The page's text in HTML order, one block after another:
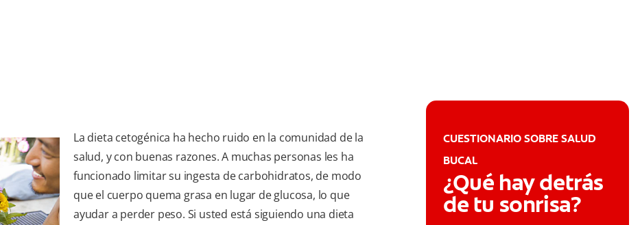
La dieta cetogénica ha hecho ruido en la comunidad de la
salud, y con buenas razones. A muchas personas les ha
funcionado limitar su ingesta de carbohidratos, de modo
que el cuerpo quema grasa en lugar de glucosa, lo que
ayudar a perder peso. Si usted está siguiendo una dieta
CUESTIONARIO SOBRE SALUD
BUCAL
¿Qué hay detrás
de tu sonrisa?